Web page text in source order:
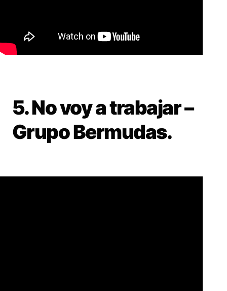
5. No voy a trabajar –
Grupo Bermudas.